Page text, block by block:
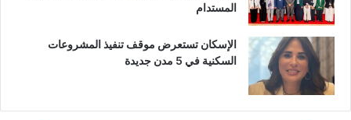
المستدام
الإسكان تستعرض موقف تنفيذ المشروعات
السكنية في 5 مدن جديدة